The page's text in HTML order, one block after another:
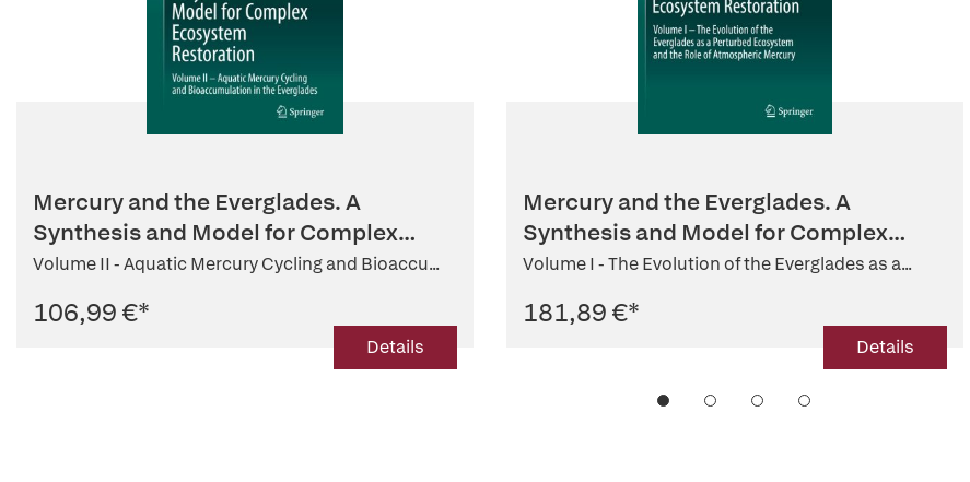
Mercury and the Everglades. A
Synthesis and Model for Complex
Ecosy...
Volume II - Aquatic Mercury Cycling and Bioaccu...
106,99 €*
Details
Mercury and the Everglades. A
Synthesis and Model for Complex
Ecosy...
Volume I - The Evolution of the Everglades as a...
181,89 €*
Details